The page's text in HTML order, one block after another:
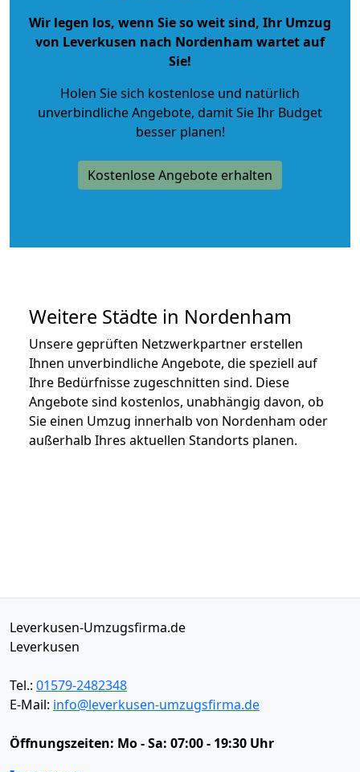
Wir legen los, wenn Sie so weit sind, Ihr Umzug
von Leverkusen nach Nordenham wartet auf
Sie!
Holen Sie sich kostenlose und natürlich
unverbindliche Angebote, damit Sie Ihr Budget
besser planen!
Kostenlose Angebote erhalten
Weitere Städte in Nordenham
Unsere geprüften Netzwerkpartner erstellen
Ihnen unverbindliche Angebote, die speziell auf
Ihre Bedürfnisse zugeschnitten sind. Diese
Angebote sind kostenlos, unabhängig davon, ob
Sie einen Umzug innerhalb von Nordenham oder
außerhalb Ihres aktuellen Standorts planen.
Leverkusen-Umzugsfirma.de
Leverkusen
Tel.: 01579-2482348
E-Mail: info@leverkusen-umzugsfirma.de
Öffnungszeiten: Mo - Sa: 07:00 - 19:30 Uhr